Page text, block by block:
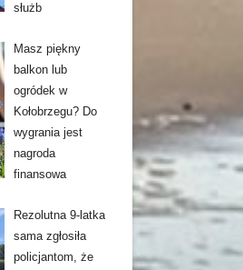
służb
Masz piękny
balkon lub
ogródek w
Kołobrzegu? Do
wygrania jest
nagroda
finansowa
Rezolutna 9-latka
sama zgłosiła
policjantom, że